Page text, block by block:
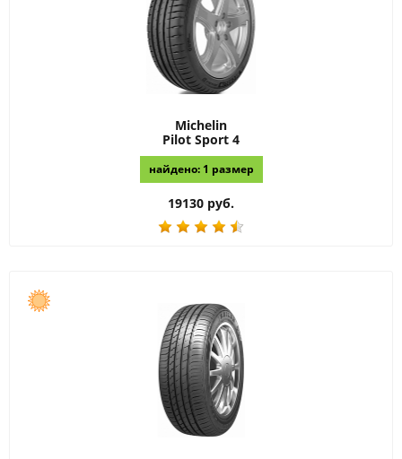
Michelin
Pilot Sport 4
найдено: 1 размер
19130 руб.